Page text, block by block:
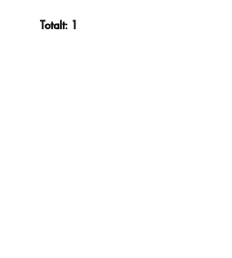
Totalt: 1